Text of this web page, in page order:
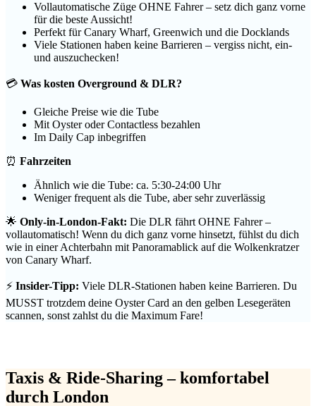
Vollautomatische Züge OHNE Fahrer – setz dich ganz vorne
für die beste Aussicht!
Perfekt für Canary Wharf, Greenwich und die Docklands
Viele Stationen haben keine Barrieren – vergiss nicht, ein-
und auszuchecken!
💳 Was kosten Overground & DLR?
Gleiche Preise wie die Tube
Mit Oyster oder Contactless bezahlen
Im Daily Cap inbegriffen
⏰ Fahrzeiten
Ähnlich wie die Tube: ca. 5:30-24:00 Uhr
Weniger frequent als die Tube, aber sehr zuverlässig
🌟 Only-in-London-Fakt: Die DLR fährt OHNE Fahrer –
vollautomatisch! Wenn du dich ganz vorne hinsetzt, fühlst du dich
wie in einer Achterbahn mit Panoramablick auf die Wolkenkratzer
von Canary Wharf.
⚡ Insider-Tipp: Viele DLR-Stationen haben keine Barrieren. Du
MUSST trotzdem deine Oyster Card an den gelben Lesegeräten
scannen, sonst zahlst du die Maximum Fare!
Taxis & Ride-Sharing – komfortabel
durch London